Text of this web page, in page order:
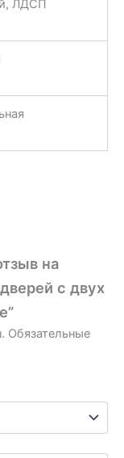
ЛДСП
на
с двух
Обязательные